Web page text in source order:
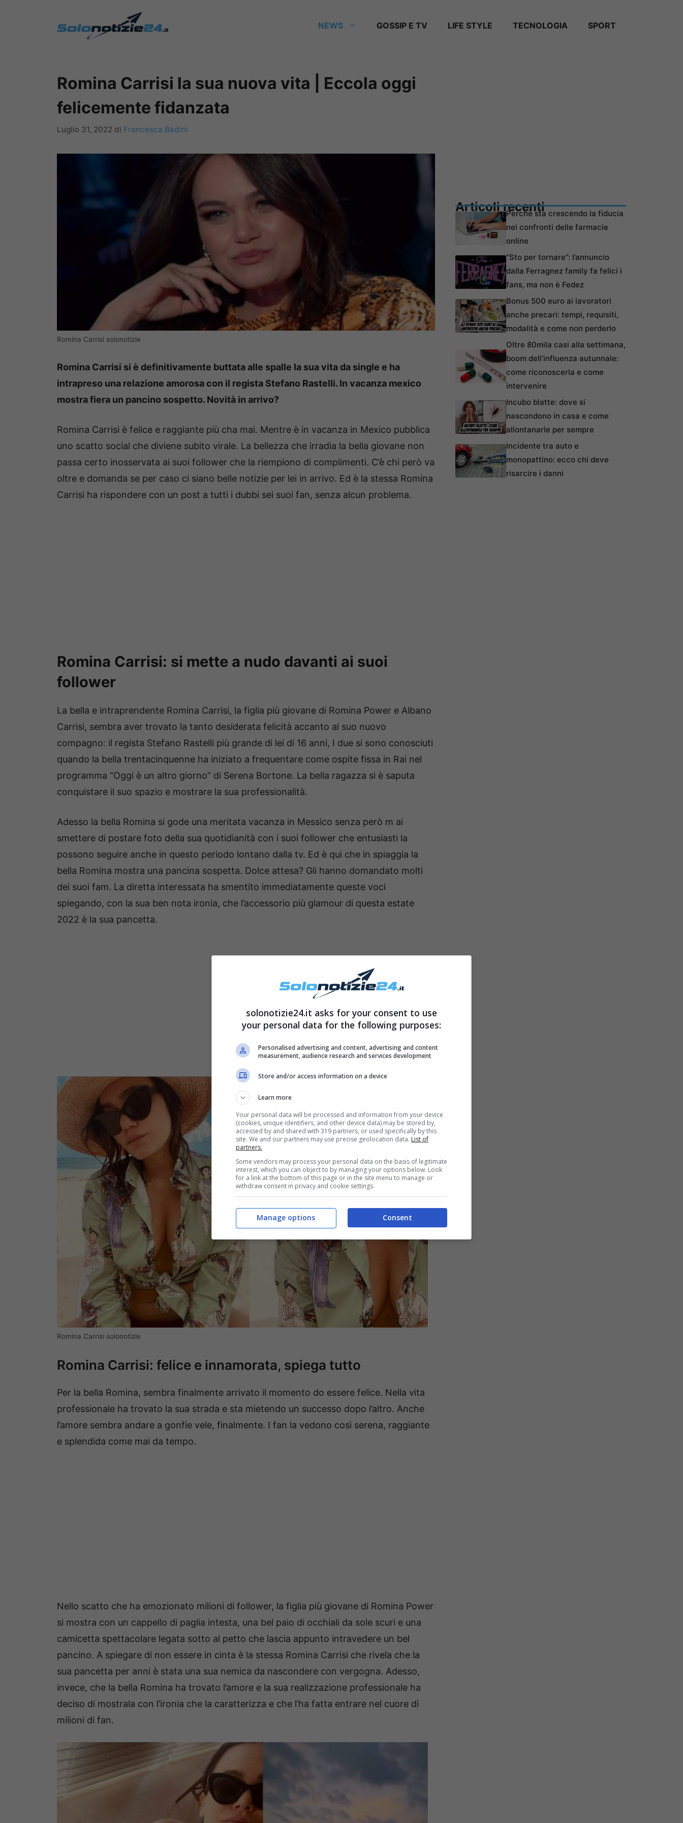
NEWS GOSSIP E TV LIFE STYLE TECNOLOGIA SPORT
Romina Carrisi la sua nuova vita | Eccola oggi
felicemente fidanzata
Luglio 31, 2022 di Francesca Bedini
Romina Carrisi solonotizie
Romina Carrisi si è definitivamente buttata alle spalle la sua vita da single e ha
intrapreso una relazione amorosa con il regista Stefano Rastelli. In vacanza mexico
mostra fiera un pancino sospetto. Novità in arrivo?
Romina Carrisi è felice e raggiante più cha mai. Mentre è in vacanza in Mexico pubblica
uno scatto social che diviene subito virale. La bellezza che irradia la bella giovane non
passa certo inosservata ai suoi follower che la riempiono di complimenti. C’è chi però va
oltre e domanda se per caso ci siano belle notizie per lei in arrivo. Ed è la stessa Romina
Carrisi ha rispondere con un post a tutti i dubbi sei suoi fan, senza alcun problema.
Romina Carrisi: si mette a nudo davanti ai suoi
follower
La bella e intraprendente Romina Carrisi, la figlia più giovane di Romina Power e Albano
Carrisi, sembra aver trovato la tanto desiderata felicità accanto al suo nuovo
compagno: il regista Stefano Rastelli più grande di lei di 16 anni, I due si sono conosciuti
quando la bella trentacinquenne ha iniziato a frequentare come ospite fissa in Rai nel
programma “Oggi è un altro giorno” di Serena Bortone. La bella ragazza si è saputa
conquistare il suo spazio e mostrare la sua professionalità.
Adesso la bella Romina si gode una meritata vacanza in Messico senza però m ai
smettere di postare foto della sua quotidianità con i suoi follower che entusiasti la
possono seguire anche in questo periodo lontano dalla tv. Ed è qui che in spiaggia la
bella Romina mostra una pancina sospetta. Dolce attesa? Gli hanno domandato molti
dei suoi fam. La diretta interessata ha smentito immediatamente queste voci
spiegando, con la sua ben nota ironia, che l’accessorio più glamour di questa estate
2022 è la sua pancetta.
Romina Carrisi solonotizie
Romina Carrisi: felice e innamorata, spiega tutto
Per la bella Romina, sembra finalmente arrivato il momento do essere felice. Nella vita
professionale ha trovato la sua strada e sta mietendo un successo dopo l’altro. Anche
l’amore sembra andare a gonfie vele, finalmente. I fan la vedono così serena, raggiante
e splendida come mai da tempo.
Nello scatto che ha emozionato milioni di follower, la figlia più giovane di Romina Power
si mostra con un cappello di paglia intesta, una bel paio di occhiali da sole scuri e una
camicetta spettacolare legata sotto al petto che lascia appunto intravedere un bel
pancino. A spiegare di non essere in cinta è la stessa Romina Carrisi che rivela che la
sua pancetta per anni è stata una sua nemica da nascondere con vergogna. Adesso,
invece, che la bella Romina ha trovato l’amore e la sua realizzazione professionale ha
deciso di mostrala con l’ironia che la caratterizza e che l’ha fatta entrare nel cuore di
milioni di fan.
Articoli recentiPerché sta crescendo la fiducia
nei confronti delle farmacie
online
“Sto per tornare”: l’annuncio
dalla Ferragnez family fa felici i
fans, ma non è Fedez
Bonus 500 euro ai lavoratori
anche precari: tempi, requisiti,
modalità e come non perderlo
Oltre 80mila casi alla settimana,
boom dell’influenza autunnale:
come riconoscerla e come
intervenire
Incubo blatte: dove si
nascondono in casa e come
allontanarle per sempre
Incidente tra auto e
monopattino: ecco chi deve
risarcire i danni
solonotizie24.it asks for your consent to use
your personal data for the following purposes:
Personalised advertising and content, advertising and content
measurement, audience research and services development
Store and/or access information on a device
Learn more
Your personal data will be processed and information from your device
(cookies, unique identifiers, and other device data) may be stored by,
accessed by and shared with 319 partners, or used specifically by this
site. We and our partners may use precise geolocation data. List of
partners.
Some vendors may process your personal data on the basis of legitimate
interest, which you can object to by managing your options below. Look
for a link at the bottom of this page or in the site menu to manage or
withdraw consent in privacy and cookie settings.
Consent
Manage options